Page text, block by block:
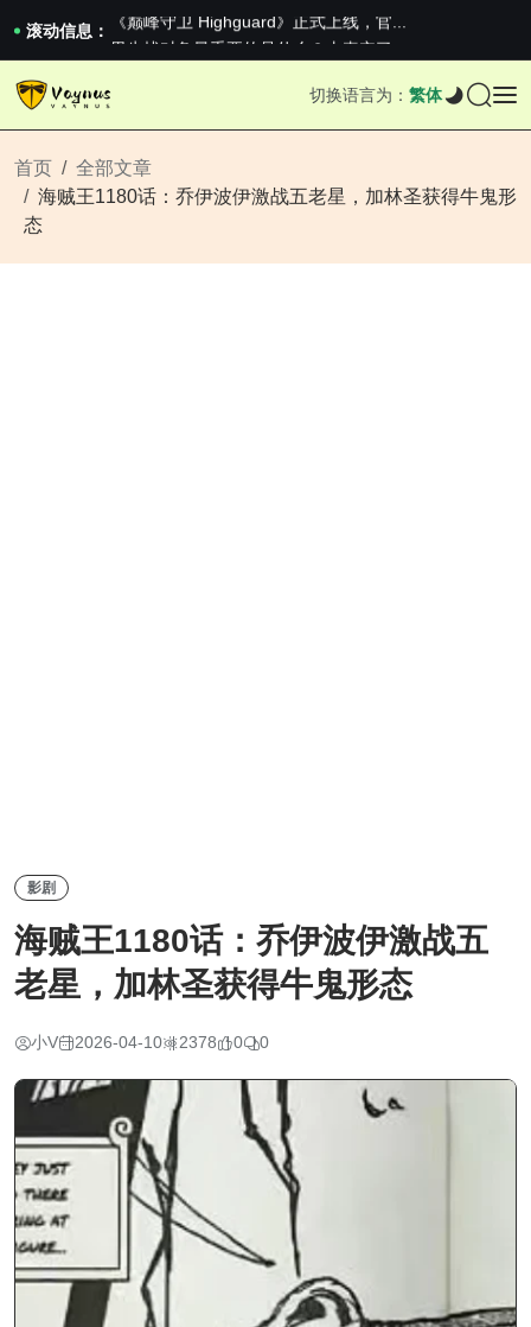
滚动信息：
男生找对象最重要的是什么？太真实了
2026澳网男单收官：全满贯对上全满亚，德约...
《巅峰守卫 Highguard》正式上线，官...
《巅峰守卫 Highguard》正式上线，官...
切换语言为： 繁体
首页
全部文章
海贼王1180话：乔伊波伊激战五老星，加林圣获得牛鬼形
态
影剧
海贼王1180话：乔伊波伊激战五
老星，加林圣获得牛鬼形态
小V 2026-04-10 2378 0 0